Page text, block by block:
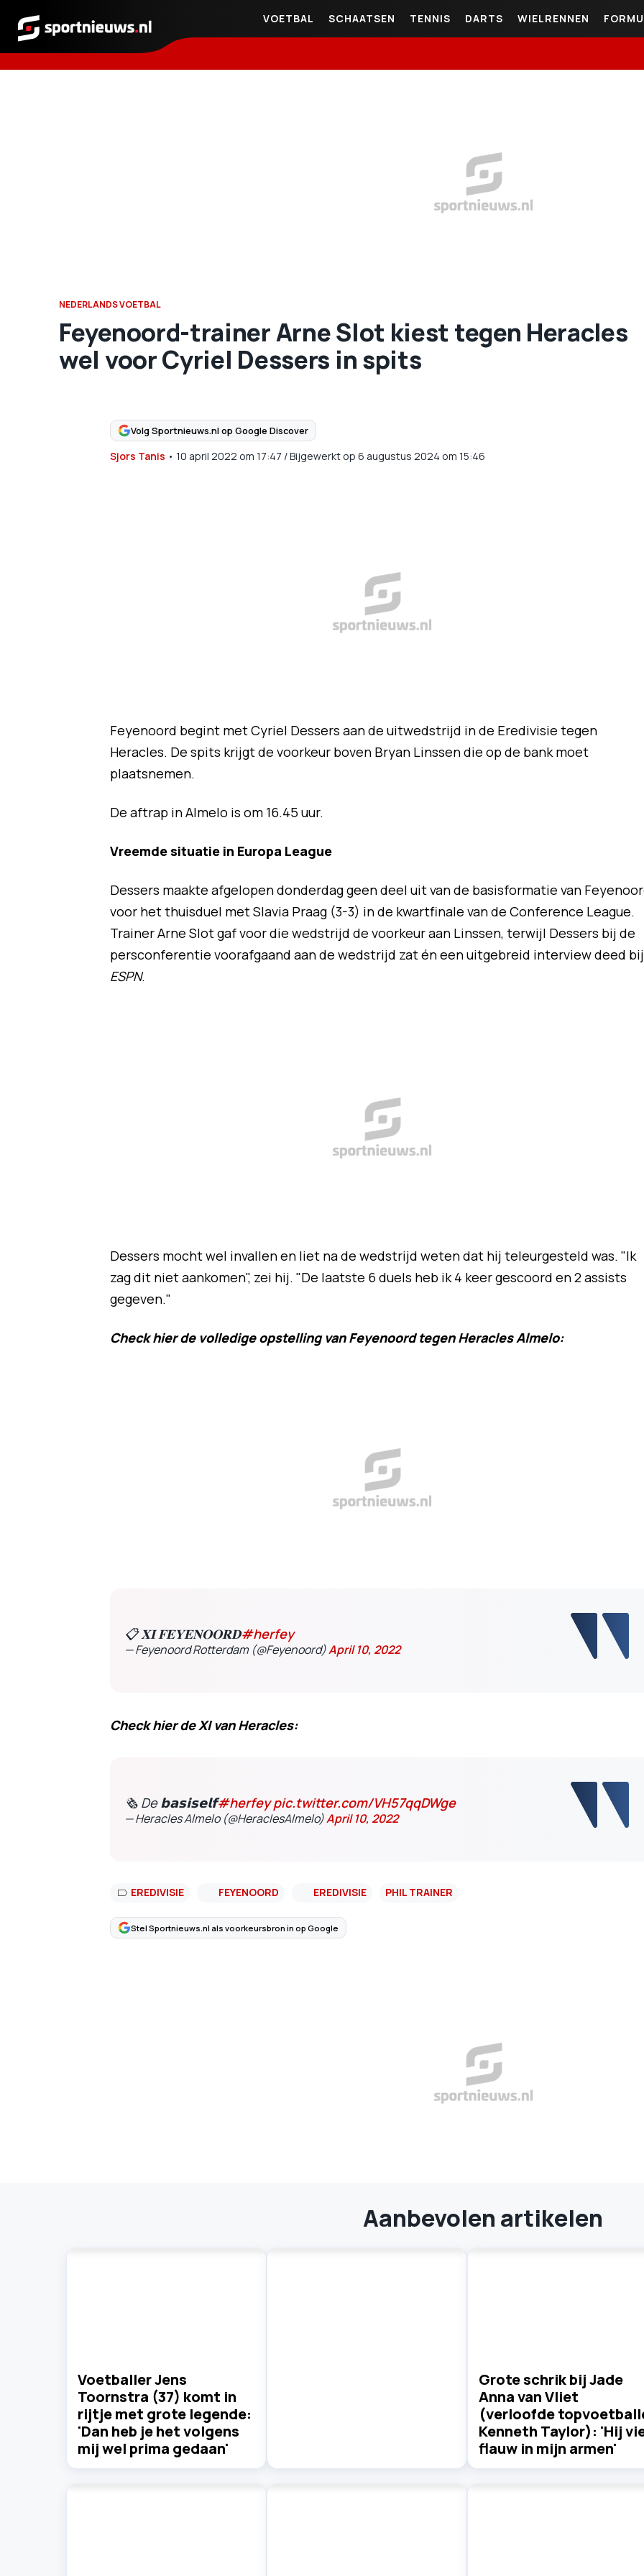
Sportnieuws.nl
VOETBAL SCHAATSEN TENNIS DARTS WIELRENNEN
NEDERLANDS VOETBAL
Feyenoord-trainer Arne Slot kiest tegen Heracles
wel voor Cyriel Dessers in spits
Volg Sportnieuws.nl op Google Discover
Sjors Tanis • 10 april 2022 om 17:47 /Bijgewerkt op 6 augustus 2024 om 15:46
Feyenoord begint met Cyriel Dessers aan de uitwedstrijd in de Eredivisie tegen
Heracles. De spits krijgt de voorkeur boven Bryan Linssen die op de bank moet
plaatsnemen.
De aftrap in Almelo is om 16.45 uur.
Vreemde situatie in Europa League
Dessers maakte afgelopen donderdag geen deel uit van de basisformatie van
voor het thuisduel met Slavia Praag (3-3) in de kwartfinale van de Conference League.
Trainer Arne Slot gaf voor die wedstrijd de voorkeur aan Linssen, terwijl Dessers bij de
persconferentie voorafgaand aan de wedstrijd zat én een uitgebreid interview deed bij
ESPN.
Dessers mocht wel invallen en liet na de wedstrijd weten dat hij teleurgesteld was. "Ik
zag dit niet aankomen", zei hij. "De laatste 6 duels heb ik 4 keer gescoord en 2 assists
gegeven."
Check hier de volledige opstelling van Feyenoord tegen Heracles Almelo:
📋 𝐗𝐈 𝐅𝐄𝐘𝐄𝐍𝐎𝐎𝐑𝐃#herfey
— Feyenoord Rotterdam (@Feyenoord)April 10, 2022
Check hier de XI van Heracles:
🗞 De 𝗯𝗮𝘀𝗶𝘀𝗲𝗹𝗳#herfey pic.twitter.com/VH57qqDWge
— Heracles Almelo (@HeraclesAlmelo)April 10, 2022
EREDIVISIE FEYENOORD EREDIVISIE PHIL TRAINER
Stel Sportnieuws.nl als voorkeursbron in op Google
Aanbevolen artikelen
Voetballer Jens
Toornstra (37) komt in
rijtje met grote legende:
'Dan heb je het volgens
mij wel prima gedaan'
Grote schrik bij Jade
Anna van Vliet
(verloofde
Kenneth Taylor): 'Hij
flauw in mijn armen'